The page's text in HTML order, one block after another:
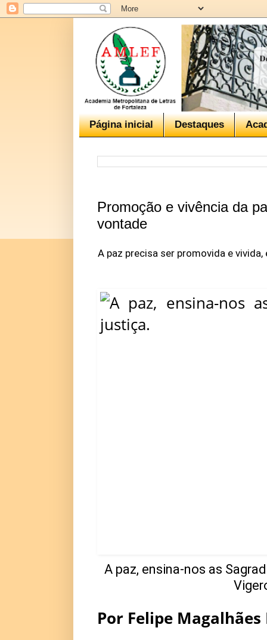
Página inicial Destaques
Promoção e vivência da
vontade
A paz precisa ser promovida e
A paz, ensina-nos as
Por Felipe